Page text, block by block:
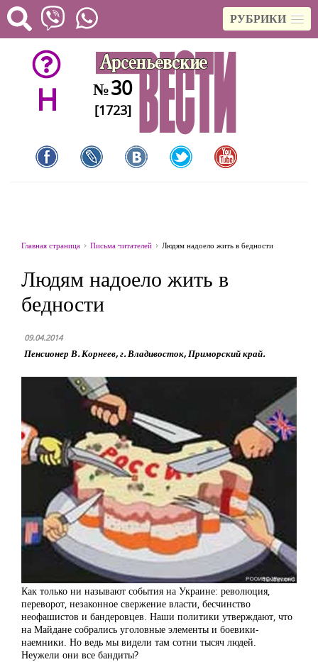
РУБРИКИ
H №30
[1723]
Главная страница Письма читателей Людям надоело жить в бедности
Людям надоело жить в
бедности
09.04.2014
Пенсионер В. Корнеев, г. Владивосток, Приморский край.
Как только ни называют события на Украине: революция,
переворот, незаконное свержение власти, бесчинство
неофашистов и бандеровцев. Наши политики утверждают, что
на Майдане собрались уголовные элементы и боевики-
наемники. Но ведь мы видели там сотни тысяч людей.
Неужели они все бандиты?